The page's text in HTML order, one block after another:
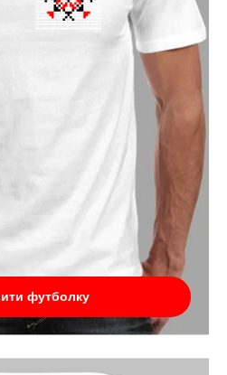
футболку